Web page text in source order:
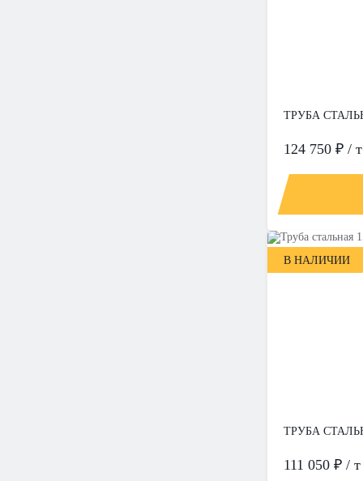
ТРУБА
124 750 ₽ / т
В НАЛИЧИИ
ТРУБА
111 050 ₽ / т